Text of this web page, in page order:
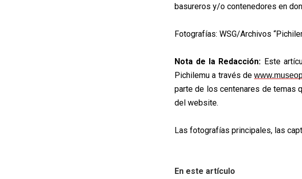
basureros y/o contenedores en
Fotografías: WSG/Archivos
Nota de la Redacción: Este
Pichilemu a través de
parte de los centenares de temas
del website.
Las fotografías principales, las
En este artículo